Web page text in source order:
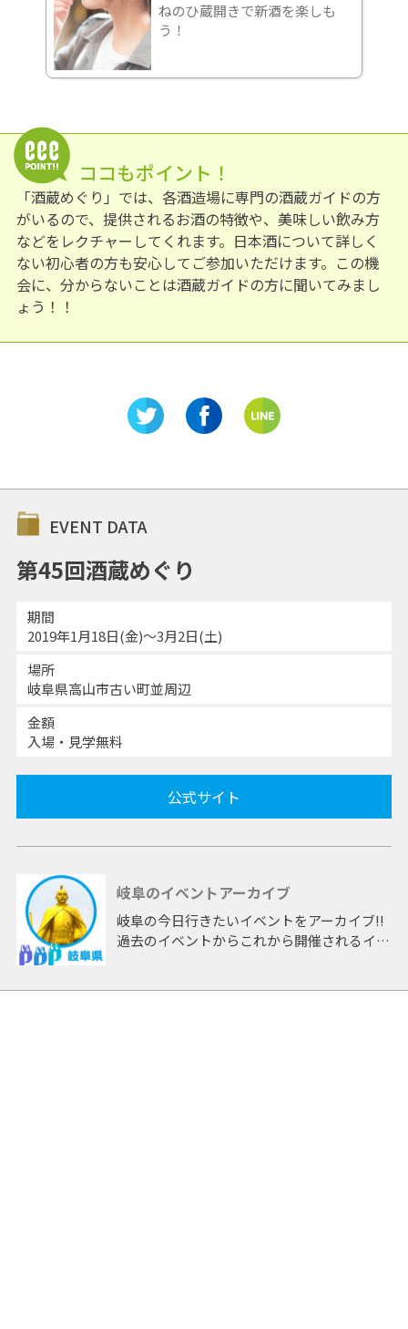
ねのひ蔵開きで新酒を楽しも
う！
ココもポイント！
「酒蔵めぐり」では、各酒造場に専門の酒蔵ガイドの方
がいるので、提供されるお酒の特徴や、美味しい飲み方
などをレクチャーしてくれます。日本酒について詳しく
ない初心者の方も安心してご参加いただけます。この機
会に、分からないことは酒蔵ガイドの方に聞いてみまし
ょう！！
EVENT DATA
第45回酒蔵めぐり
期間
2019年1月18日(金)～3月2日(土)
場所
岐阜県高山市古い町並周辺
金額
入場・見学無料
公式サイト
岐阜のイベントアーカイブ
岐阜の今日行きたいイベントをアーカイブ!!
過去のイベントからこれから開催されるイベ